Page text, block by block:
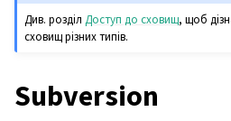
Див. розділДоступ до сховищ, щоб
сховищ різних типів.
Subversion